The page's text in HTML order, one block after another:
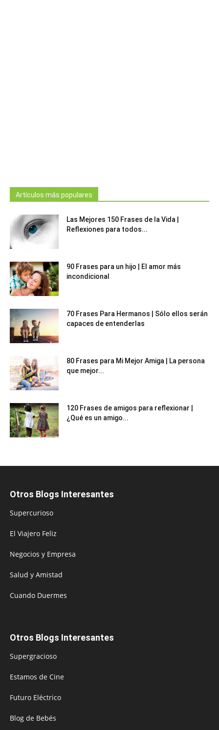
Artículos más populares
Las Mejores 150 Frases de la Vida |
Reflexiones para todos...
90 Frases para un hijo | El amor más
incondicional
70 Frases Para Hermanos | Sólo ellos serán
capaces de entenderlas
80 Frases para Mi Mejor Amiga | La persona
que mejor...
120 Frases de amigos para reflexionar |
¿Qué es un amigo...
Otros Blogs Interesantes
Supercurioso
El Viajero Feliz
Negocios y Empresa
Salud y Amistad
Cuando Duermes
Otros Blogs Interesantes
Supergracioso
Estamos de Cine
Futuro Eléctrico
Blog de Bebés